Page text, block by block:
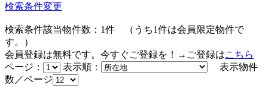
検索条件変更
検索条件該当物件数： 1件 （うち1件は会員限定物件で
す。）
会員登録は無料です。今すぐご登録を！→ご登録はこちら
ページ：
表示順：
表示物件
数／ページ